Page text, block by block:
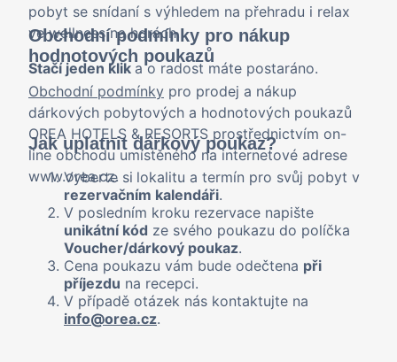
pobyt se snídaní s výhledem na přehradu i relax
ve wellness na horách.
Stačí jeden klik a o radost máte postaráno.
Obchodní podmínky pro nákup
hodnotových poukazů
Obchodní podmínky pro prodej a nákup
dárkových pobytových a hodnotových poukazů
OREA HOTELS & RESORTS prostřednictvím on-
line obchodu umístěného na internetové adrese
www.orea.cz.
Jak uplatnit dárkový poukaz?
Vyberte si lokalitu a termín pro svůj pobyt v
rezervačním kalendáři.
V posledním kroku rezervace napište
unikátní kód ze svého poukazu do políčka
Voucher/dárkový poukaz.
Cena poukazu vám bude odečtena při
příjezdu na recepci.
V případě otázek nás kontaktujte na
info@orea.cz.